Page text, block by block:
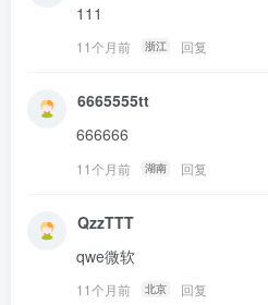
111
11个月前 浙江 回复
6665555tt
666666
11个月前 湖南 回复
QzzTTT
qwe微软
11个月前 北京 回复